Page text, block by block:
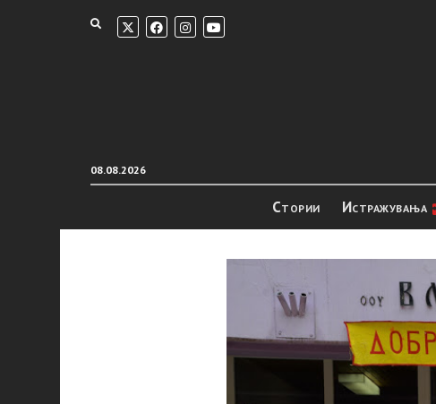
08.08.2026
Стории Истражувањa